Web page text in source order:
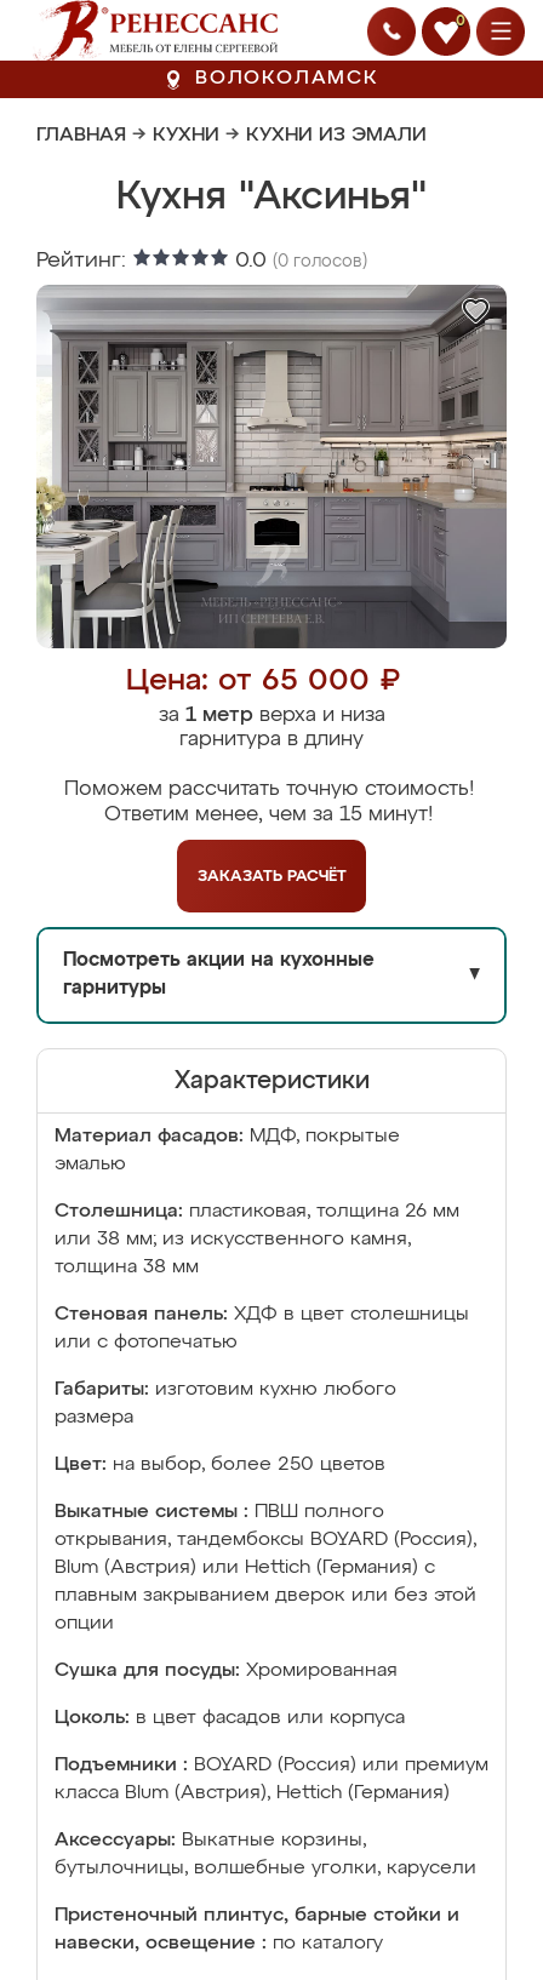
0
ВОЛОКОЛАМСК
ГЛАВНАЯ → КУХНИ → КУХНИ ИЗ ЭМАЛИ
Кухня "Аксинья"
Рейтинг: 0.0 (0 голосов)
Цена: от 65 000 ₽
за 1 метрверха и низа
гарнитура в длину
Поможем рассчитать точную стоимость!
Ответим менее, чем за 15 минут!
ЗАКАЗАТЬ РАСЧЁТ
Посмотреть акции на кухонные
гарнитуры
▼
Характеристики
Материал фасадов: МДФ, покрытые
эмалью
Столешница: пластиковая, толщина 26 мм
или 38 мм; из искусственного камня,
толщина 38 мм
Стеновая панель: ХДФ в цвет столешницы
или с фотопечатью
Габариты: изготовим кухню любого
размера
Цвет: на выбор, более 250 цветов
Выкатные системы :
ПВШ полного
открывания, тандембоксы BOYARD (Россия),
Blum (Австрия) или Hettich (Германия) с
плавным закрыванием дверок или без этой
опции
Сушка для посуды: Хромированная
Цоколь: в цвет фасадов или корпуса
Подъемники : BOYARD (Россия) или премиум
класса Blum (Австрия), Hettich (Германия)
Аксессуары: Выкатные корзины,
бутылочницы, волшебные уголки, карусели
Пристеночный плинтус, барные стойки и
навески, освещение : по каталогу